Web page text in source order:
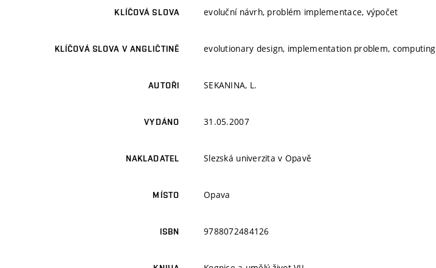
KLÍČOVÁ SLOVA evoluční návrh, problém implementace, výpočet
KLÍČOVÁ SLOVA V ANGLIČTINĚ evolutionary design, implementation problem, computing
AUTOŘI SEKANINA, L.
VYDÁNO 31.05.2007
NAKLADATEL Slezská univerzita v Opavě
MÍSTO Opava
ISBN 9788072484126